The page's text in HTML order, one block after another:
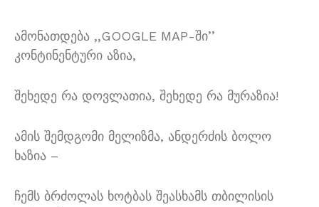
ამონათდება ,,GOOGLE MAP-ში’’
კონტინენტური აზია,
შეხედე რა დოვლათია, შეხედე რა მურაზია!
ამის შემდგომი მელიზმა, ანდერძის ბოლო
ხაზია –
ჩემს ბრძოლას ხოტბას შეასხამს თბილისის